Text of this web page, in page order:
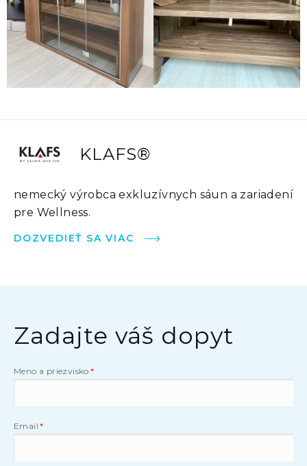
KLAFS®
nemecký výrobca exkluzívnych sáun a zariadení
pre Wellness.
DOZVEDIEŤ SA VIAC
Zadajte váš dopyt
Meno a priezvisko
Email